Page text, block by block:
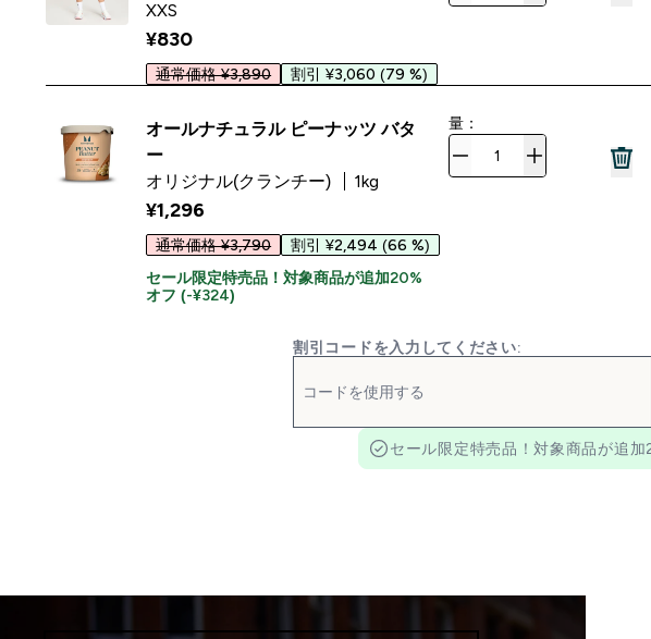
XXS
¥830‎
通常価格 ¥3,890 割引 ¥3,060 (79 %)
オールナチュラル ピーナッツ バタ
ー
オリジナル(クランチー)
1kg
¥1,296‎
通常価格 ¥3,790 割引 ¥2,494 (66 %)
セール限定特売品！対象商品が追加20%
オフ (-¥324)
量：
割引コードを入力してください:
セール限定特売品！対象商品が追加